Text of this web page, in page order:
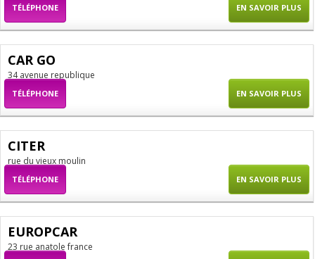
TÉLÉPHONE EN SAVOIR PLUS
CAR GO
34 avenue republique
TÉLÉPHONE EN SAVOIR PLUS
CITER
rue du vieux moulin
TÉLÉPHONE EN SAVOIR PLUS
EUROPCAR
23 rue anatole france